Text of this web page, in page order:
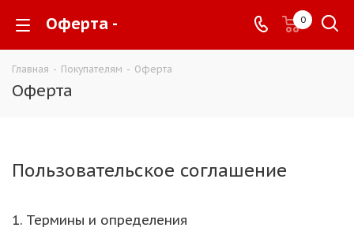
Оферта - 0
Главная - Покупателям - Оферта
Оферта
Пользовательское соглашение
1. Термины и определения